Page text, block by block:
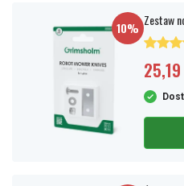
10% Zestaw
25,19